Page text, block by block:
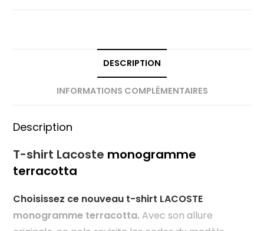
DESCRIPTION
INFORMATIONS COMPLÉMENTAIRES
Description
T-shirt Lacoste monogramme
terracotta
Choisissez ce nouveau t-shirt LACOSTE
monogramme terracotta. Avec son allure